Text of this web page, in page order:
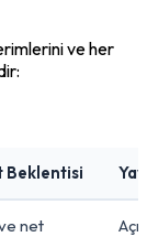
ve her
Beklentisi
net